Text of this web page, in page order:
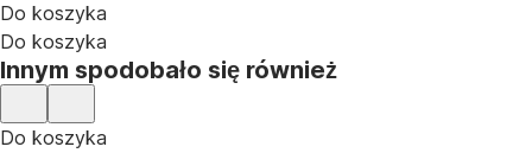
Do koszyka
Do koszyka
Innym spodobało się również
Do koszyka